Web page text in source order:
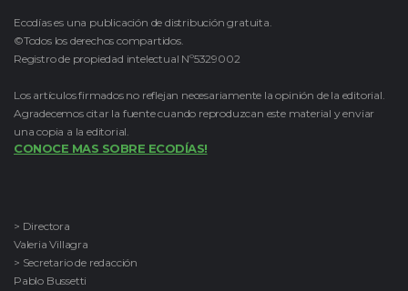
Ecodías es una publicación de distribución gratuita.
©Todos los derechos compartidos.
Registro de propiedad intelectual Nº5329002
Los artículos firmados no reflejan necesariamente la opinión de la editorial.
Agradecemos citar la fuente cuando reproduzcan este material y enviar
una copia a la editorial.
CONOCE MAS SOBRE ECODÍAS!
> Directora
Valeria Villagra
> Secretario de redacción
Pablo Bussetti